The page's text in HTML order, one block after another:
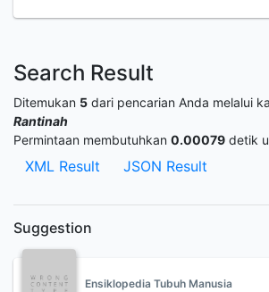
Search Result
Ditemukan 5 dari pencarian Anda melalui
Rantinah
Permintaan membutuhkan 0.00079 detik
XML Result JSON Result
Suggestion
Ensiklopedia Tubuh Manusia